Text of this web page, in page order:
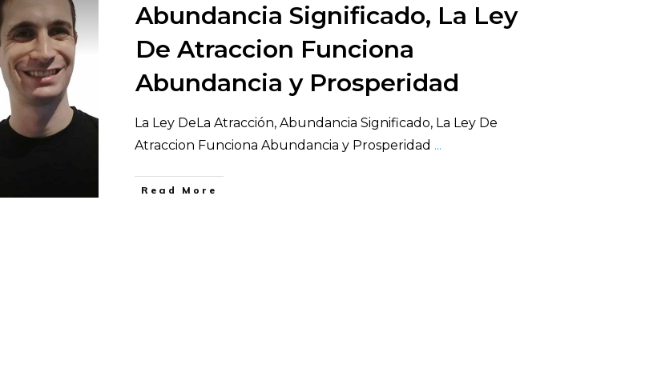
Abundancia Significado, La Ley
De Atraccion Funciona
Abundancia y Prosperidad
La Ley DeLa Atracción, Abundancia Significado, La Ley De
Atraccion Funciona Abundancia y Prosperidad ...
​Read More